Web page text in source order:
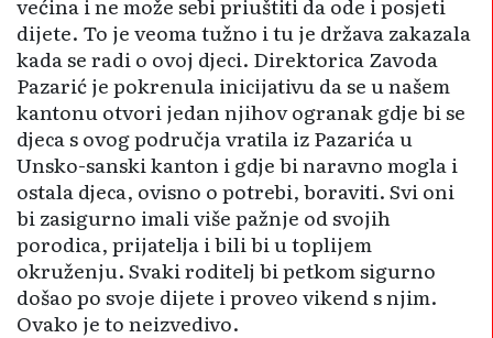
dijete. To je veoma tužno i tu je država zakazala
kada se radi o ovoj djeci. Direktorica Zavoda
Pazarić je pokrenula inicijativu da se u našem
kantonu otvori jedan njihov ogranak gdje bi se
djeca s ovog područja vratila iz Pazarića u
Unsko-sanski kanton i gdje bi naravno mogla i
ostala djeca, ovisno o potrebi, boraviti. Svi oni
bi zasigurno imali više pažnje od svojih
porodica, prijatelja i bili bi u toplijem
okruženju. Svaki roditelj bi petkom sigurno
došao po svoje dijete i proveo vikend s njim.
Ovako je to neizvedivo.